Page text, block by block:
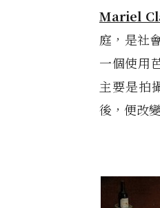
Mariel
庭，是社
一個使用
主要是拍
後，便改